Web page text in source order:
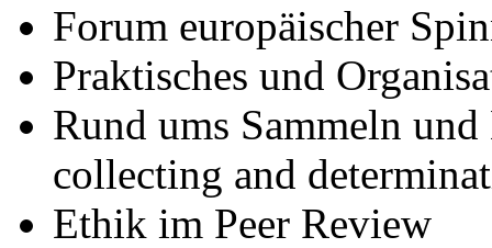
Forum europäischer
Praktisches und
Rund ums Sammeln
collecting and
Ethik im Peer Review